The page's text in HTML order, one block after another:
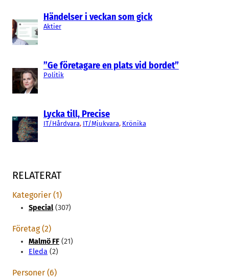
Händelser i veckan som gick
Aktier
”Ge företagare en plats vid bordet”
Politik
Lycka till, Precise
IT/Hårdvara, IT/Mjukvara, Krönika
RELATERAT
Kategorier (1)
Special(307)
Företag (2)
Malmö FF (21)
Eleda (2)
Personer (6)